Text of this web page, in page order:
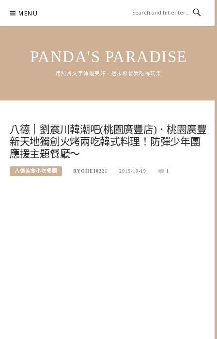
content
MENU
PANDA'S PARADISE
用照片文字傳遞美好．週末跟著我吃喝玩樂
八德｜劉震川韓潮吧(桃園廣豐店)．桃園廣豐
新天地獨創火烤兩吃韓式料理！防彈少年團
應援主題餐廳～
八德美食小吃餐廳 RYOHEI0221 2019-10-19 1